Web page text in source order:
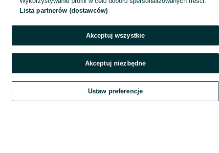
Szukaj Obserwujesz Dodaj Czat Konto
Lista partnerów (dostawców)
Akceptuj wszystkie
Akceptuj niezbędne
Ustaw preferencje